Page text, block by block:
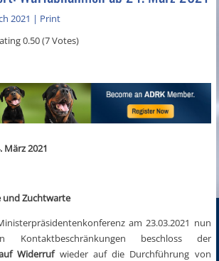
2021 | Print
0.50 (7 Votes)
2021
und Zuchtwarte
am 23.03.2021 nun
Kontaktbeschränkungen beschloss der
Widerruf wieder auf die Durchführung von